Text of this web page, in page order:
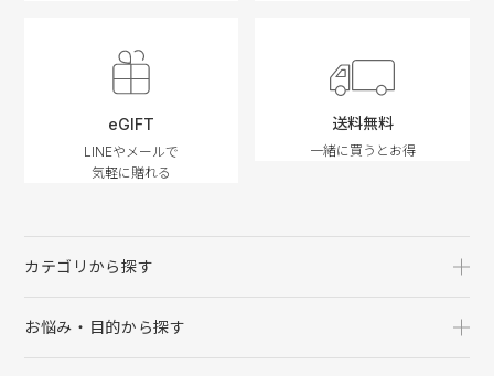
eGIFT
LINEやメールで
気軽に贈れる
送料無料
一緒に買うとお得
カテゴリから探す
お悩み・目的から探す